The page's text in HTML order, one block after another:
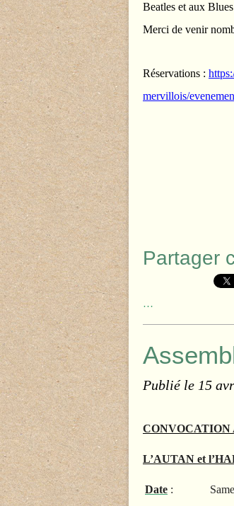
Beatles et aux
Merci de venir
Réservations :
mervillois/
Partager
…
Publié le 15
CONVOCATION
L’AUTAN et
Date : Samedi